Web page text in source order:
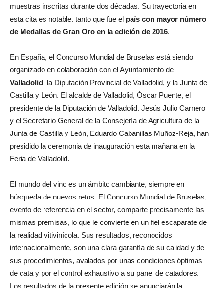
muestras inscritas durante dos décadas. Su trayectoria en
esta cita es notable, tanto que fue el país con mayor número
de Medallas de Gran Oro en la edición de 2016.
En España, el Concurso Mundial de Bruselas está siendo
organizado en colaboración con el Ayuntamiento de
Valladolid, la Diputación Provincial de Valladolid, y la Junta de
Castilla y León. El alcalde de Valladolid, Óscar Puente, el
presidente de la Diputación de Valladolid, Jesús Julio Carnero
y el Secretario General de la Consejería de Agricultura de la
Junta de Castilla y León, Eduardo Cabanillas Muñoz-Reja, han
presidido la ceremonia de inauguración esta mañana en la
Feria de Valladolid.
El mundo del vino es un ámbito cambiante, siempre en
búsqueda de nuevos retos. El Concurso Mundial de Bruselas,
evento de referencia en el sector, comparte precisamente las
mismas premisas, lo que le convierte en un fiel escaparate de
la realidad vitivinícola. Sus resultados, reconocidos
internacionalmente, son una clara garantía de su calidad y de
sus procedimientos, avalados por unas condiciones óptimas
de cata y por el control exhaustivo a su panel de catadores.
Los resultados de la presente edición se anunciarán la